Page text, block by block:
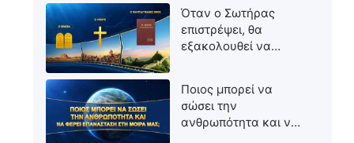
Όταν ο Σωτήρας
επιστρέψει, θα
εξακολουθεί να
Ποιος μπορεί να
σώσει την
ανθρωπότητα και να